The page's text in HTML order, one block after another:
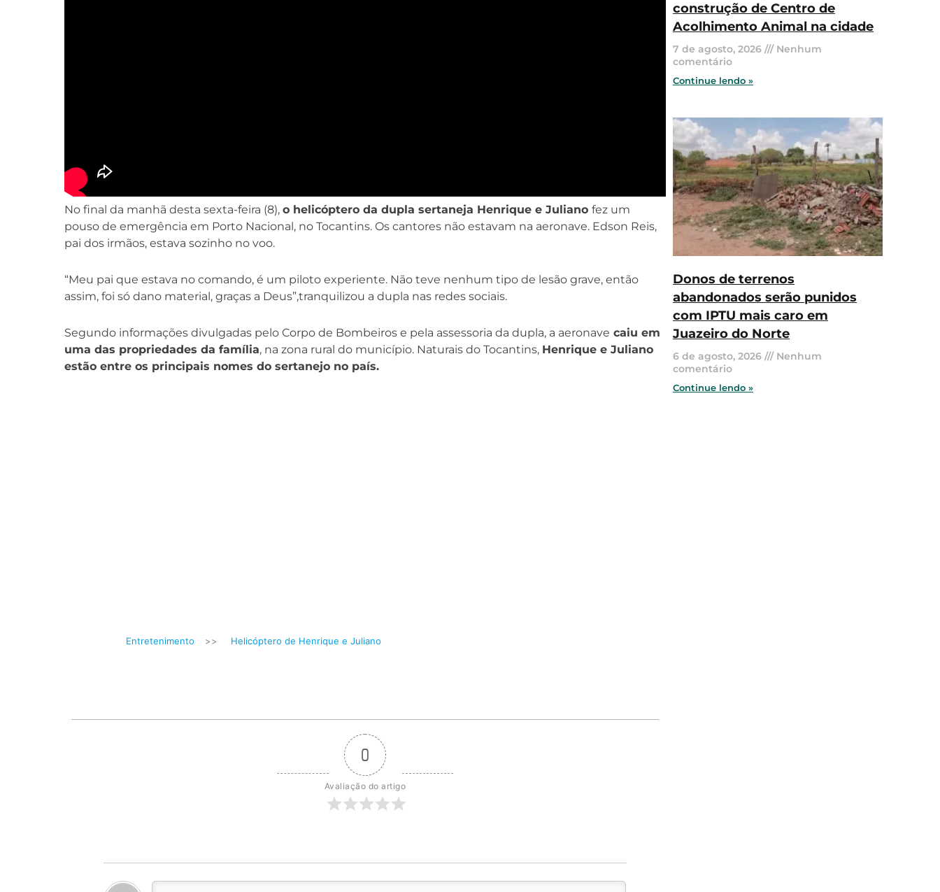
No final da manhã desta sexta-feira (8), o helicóptero da dupla sertaneja Henrique e Juliano fez um
pouso de emergência em Porto Nacional, no Tocantins. Os cantores não estavam na aeronave. Edson Reis,
pai dos irmãos, estava sozinho no voo.
“Meu pai que estava no comando, é um piloto experiente. Não teve nenhum tipo de lesão grave, então
assim, foi só dano material, graças a Deus”,tranquilizou a dupla nas redes sociais.
Segundo informações divulgadas pelo Corpo de Bombeiros e pela assessoria da dupla, a aeronave caiu em
uma das propriedades da família, na zona rural do município. Naturais do Tocantins, Henrique e Juliano
estão entre os principais nomes do sertanejo no país.
Entretenimento >> Helicóptero de Henrique e Juliano
0
Avaliação do artigo
construção de Centro de
Acolhimento Animal na cidade
7 de agosto, 2026
Nenhum
comentário
Continue lendo »
Donos de terrenos
abandonados serão punidos
com IPTU mais caro em
Juazeiro do Norte
6 de agosto, 2026
Nenhum
comentário
Continue lendo »